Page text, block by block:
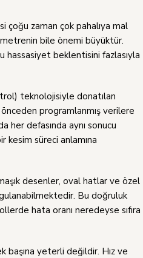
çoğu zaman çok pahalıya mal
bile önemi büyüktür.
hassasiyet beklentisini fazlasıyla
teknolojisiyle donatılan
programlanmış verilere
defasında aynı sonucu
süreci anlamına
desenler, oval hatlar ve özel
Bu doğruluk
hata oranı neredeyse sıfıra
başına yeterli değildir. Hız ve